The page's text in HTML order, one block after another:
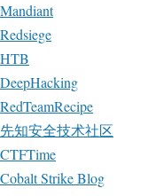
Mandiant
Redsiege
HTB
DeepHacking
RedTeamRecipe
先知安全技术社区
CTFTime
Cobalt Strike Blog